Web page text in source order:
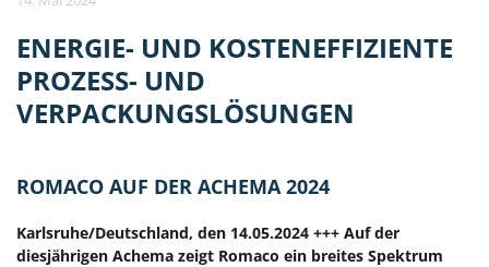
ENERGIE- UND KOSTENEFFIZIENTE
PROZESS- UND
VERPACKUNGSLÖSUNGEN
ROMACO AUF DER ACHEMA 2024
Karlsruhe/Deutschland, den 14.05.2024 +++ Auf der
diesjährigen Achema zeigt Romaco ein breites Spektrum